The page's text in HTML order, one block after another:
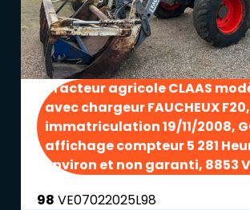
Tracteur agricole CLAAS
avec chargeur FAUCHEUX
immatriculation 19/11/2008,
affichage compteur 5 281
environ et non garanti, 8853
98 VE07022025L98